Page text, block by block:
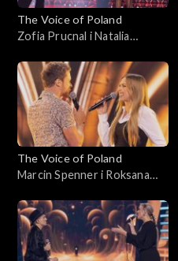
The Voice of Poland
Zofia Prucnal i Natalia
„The Voice of Poland”, Bitwy,
18 października 2025
The Voice of Poland
Marcin Spenner i Roksana
„The Voice of Poland”, Bitwy,
18 października 2025